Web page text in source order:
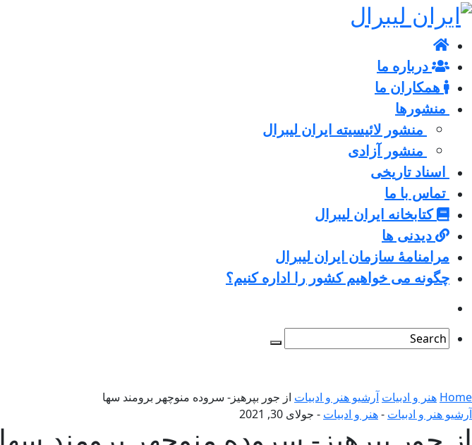
درباره ما
همکاران ما
منشورها
منشور لائیسیته ایران لیبرال
منشور آزادی
اسناد تاریخی
تماس با ما
کتابخانه ایران لیبرال
دیدنی ها
مرامنامۀ سازمان ایران لیبرال
چگونه می خواهیم کشور را اداره کنیم؟
Home هنر و ادبیات آرشیو هنر و ادبیات از جور بپرهیز- سروده منوچهر برومند سها
آرشیو هنر و ادبیات -هنر و ادبیات - جولای 30, 2021